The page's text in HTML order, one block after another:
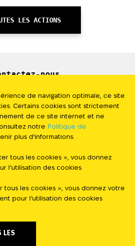
LES ACTIONS
nous
Newsletter
FOLLOW US
de navigation optimale, ce site
Certains cookies sont strictement
de ce site internet et ne
notre Politique de
plus d’informations.
tous les cookies », vous donnez
l’utilisation des cookies
tous les cookies », vous donnez votre
pour l’utilisation des cookies
LES